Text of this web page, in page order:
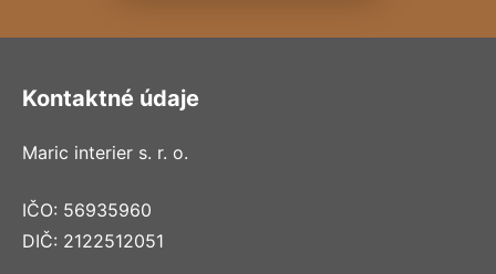
Kontaktné údaje
Maric interier s. r. o.
IČO: 56935960
DIČ: 2122512051